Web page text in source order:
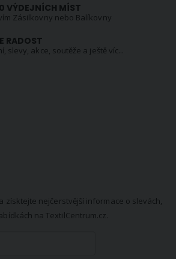
VÝDEJNÍCH MÍST
Zásilkovny nebo Balíkovny
RADOST
slevy, akce, soutěže a ještě víc...
získtejte nejčerstvější informace o slevách,
na TextilCentrum.cz.